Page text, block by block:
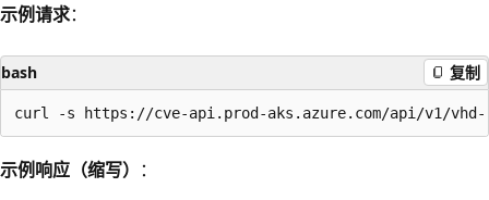
示例请求：
bash 复制
示例响应（缩写） ：